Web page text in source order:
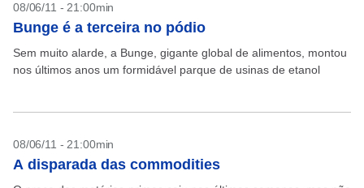
08/06/11 - 21:00min
Bunge é a terceira no pódio
Sem muito alarde, a Bunge, gigante global de alimentos, montou
nos últimos anos um formidável parque de usinas de etanol
08/06/11 - 21:00min
A disparada das commodities